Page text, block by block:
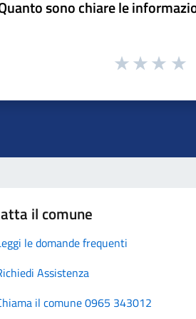
sono chiare le
il comune
le domande frequenti
Assistenza
il comune 0965 343012